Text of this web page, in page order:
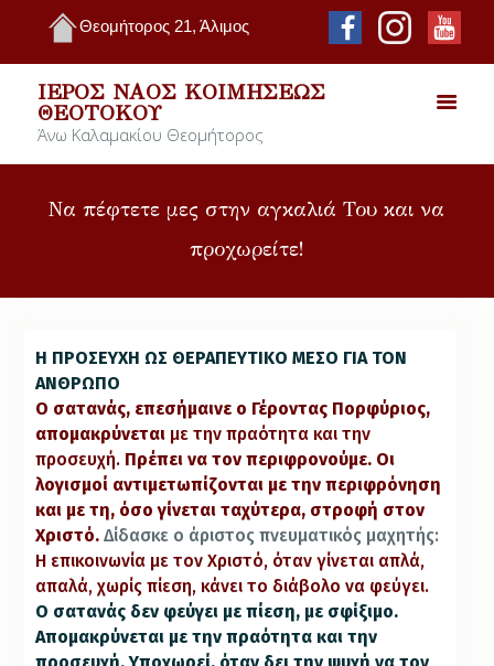
Θεομήτορος 21, Άλιμος
ΙΕΡΌΣ ΝΑΌΣ ΚΟΙΜΉΣΕΩΣ
ΘΕΟΤΌΚΟΥ
Άνω Καλαμακίου Θεομήτορος
Να πέφτετε μες στην αγκαλιά Του και να
προχωρείτε!
Η ΠΡΟΣΕΥΧΗ ΩΣ ΘΕΡΑΠΕΥΤΙΚΟ ΜΕΣΟ ΓΙΑ ΤΟΝ
ΑΝΘΡΩΠΟ
Ο σατανάς, επεσήμαινε ο Γέροντας Πορφύριος,
απομακρύνεται με την πραότητα και την
προσευχή. Πρέπει να τον περιφρονούμε. Οι
λογισμοί αντιμετωπίζονται με την περιφρόνηση
και με τη, όσο γίνεται ταχύτερα, στροφή στον
Χριστό. Δίδασκε ο άριστος πνευματικός μαχητής:
Η επικοινωνία με τον Χριστό, όταν γίνεται απλά,
απαλά, χωρίς πίεση, κάνει το διάβολο να φεύγει.
Ο σατανάς δεν φεύγει με πίεση, με σφίξιμο.
Απομακρύνεται με την πραότητα και την